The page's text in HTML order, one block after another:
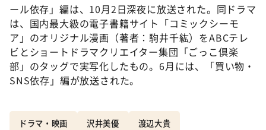
ール依存」編は、10月2日深夜に放送された。同ドラマ
は、国内最大級の電子書籍サイト「コミックシーモ
ア」のオリジナル漫画（著者：駒井千紘）をABCテレ
ビとショートドラマクリエイター集団「ごっこ倶楽
部」のタッグで実写化したもの。6月には、「買い物・
SNS依存」編が放送された。
ドラマ・映画 沢井美優 渡辺大貴